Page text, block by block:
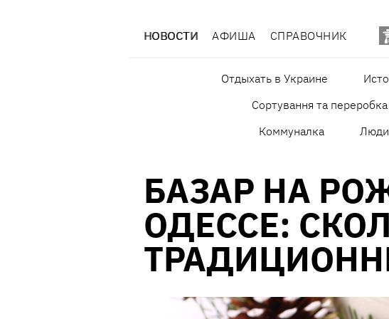
НОВОСТИ АФИША СПРАВОЧНИК
Отдыхать в Украине
Сортування та переробка
Коммуналка
Люди
БАЗАР НА
ОДЕССЕ: